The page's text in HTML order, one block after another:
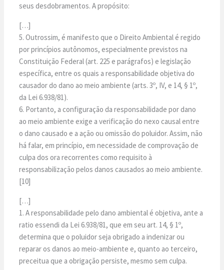
seus desdobramentos. A propósito:
[…]
5. Outrossim, é manifesto que o Direito Ambiental é regido
por princípios autônomos, especialmente previstos na
Constituição Federal (art. 225 e parágrafos) e legislação
específica, entre os quais a responsabilidade objetiva do
causador do dano ao meio ambiente (arts. 3º, IV, e 14, § 1º,
da Lei 6.938/81).
6. Portanto, a configuração da responsabilidade por dano
ao meio ambiente exige a verificação do nexo causal entre
o dano causado e a ação ou omissão do poluidor. Assim, não
há falar, em princípio, em necessidade de comprovação de
culpa dos ora recorrentes como requisito à
responsabilização pelos danos causados ao meio ambiente.
[10]
[…]
1. A responsabilidade pelo dano ambiental é objetiva, ante a
ratio essendi da Lei 6.938/81, que em seu art. 14, § 1º,
determina que o poluidor seja obrigado a indenizar ou
reparar os danos ao meio-ambiente e, quanto ao terceiro,
preceitua que a obrigação persiste, mesmo sem culpa.